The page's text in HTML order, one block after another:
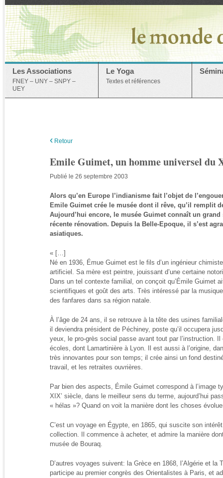
Les Associations
FNEY – UNY – SNPY –
UEY
Le Yoga
Textes et références
‹ Retour
Emile Guimet, un homme universel du
Publié le 26 septembre 2003
Alors qu’en Europe l’indianisme fait l’objet de
Emile Guimet crée le musée dont il rêve, qu’il remplit
Aujourd’hui encore, le musée Guimet connaît un
récente rénovation. Depuis la Belle-Epoque, il s’est
asiatiques.
« […]
Né en 1936, Émue Guimet est le fils d’un ingénieur
artificiel. Sa mère est peintre, jouissant d’une certaine
Dans un tel contexte familial, on conçoit qu’Émile Guimet
scientifiques et goût des arts. Très intéressé par la
des fanfares dans sa région natale.
À l’âge de 24 ans, il se retrouve à la tête des usines
il deviendra président de Péchiney, poste qu’il occupera
yeux, le pro-grès social passe avant tout par l’instruction.
écoles, dont Lamartinière à Lyon. Il est aussi à l’origine,
très innovantes pour son temps; il crée ainsi un fond
travail, et les retraites ouvrières.
Par bien des aspects, Émile Guimet correspond à l’image
XIX’ siècle, dans le meilleur sens du terme, aujourd’hui
« hélas »? Quand on voit la manière dont les choses
C’est un voyage en Égypte, en 1865, qui suscite son
collection. Il commence à acheter, et admire la manière
musée de Bouraq.
D’autres voyages suivent: la Grèce en 1868, l’Algérie et la
participe au premier congrès des Orientalistes à Paris, et